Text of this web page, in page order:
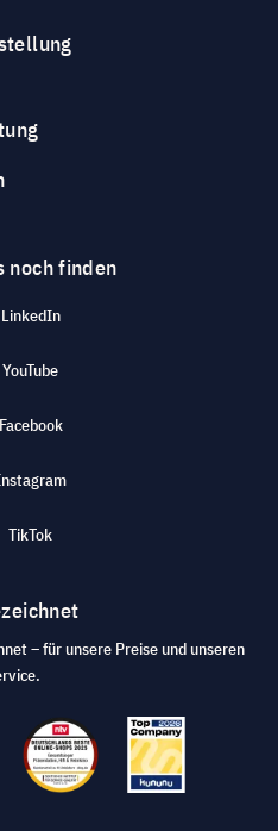
noch finden
LinkedIn
YouTube
Facebook
TikTok
– für unsere Preise und unseren